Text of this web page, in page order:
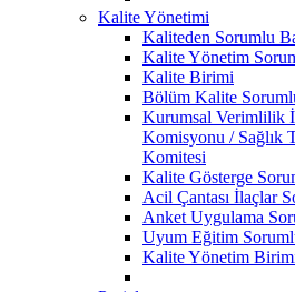
Kalite Yönetimi
Kaliteden Sorumlu
Kalite Yönetim
Kalite Birimi
Bölüm Kalite
Kurumsal Verimlilik
Komisyonu / Sağlık
Komitesi
Kalite Gösterge
Acil Çantası İlaçlar
Anket Uygulama
Uyum Eğitim
Kalite Yönetim